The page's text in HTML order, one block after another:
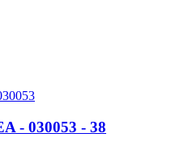
- 030053 - 38